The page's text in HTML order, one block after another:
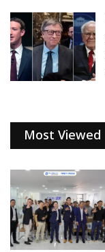
Most Viewed